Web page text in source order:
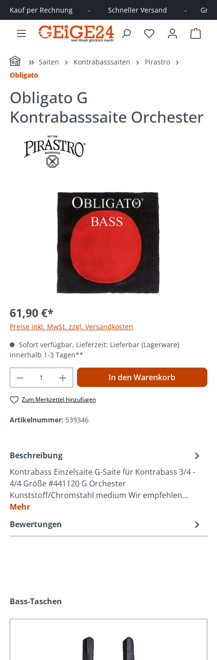
springen
Kauf per Rechnung        -         Schneller Versand         -
Home Saiten Kontrabasssaiten
Pirastro
Obligato
Obligato G
Kontrabasssaite Orchester
Bildergalerie überspringen
61,90 €*
Preise inkl. MwSt. zzgl. Versandkosten
Sofort verfügbar, Lieferzeit: Lieferbar (Lagerware)
innerhalb 1-3 Tagen**
Produkt Anzahl: Gib den gewünschten
In den Warenkorb
Zum Merkzettel hinzufügen
Artikelnummer: 539346
Beschreibung
Kontrabass Einzelsaite G-Saite für Kontrabass 3/4 -
4/4 Größe #441120 G Orchester
Kunststoff/Chromstahl medium Wir empfehlen…
Mehr
Bewertungen
Produktgalerie überspringen
Bass-Taschen